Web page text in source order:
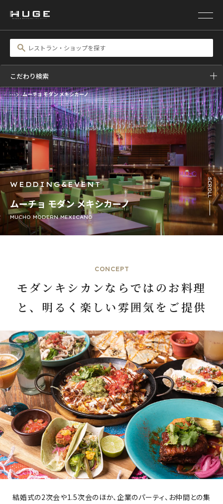
こだわり検索
ムーチョ モダン メキシカーノ
SCROLL
WEDDING&EVENT
ムーチョ モダン メキシカーノ
MUCHO MODERN MEXICANO
CONCEPT
モダンキシカンならではのお料理
と、明るく楽しい雰囲気をご提供
結婚式の2次会や1.5次会のほか、企業のパーティ、お仲間との集
前の画像 次の画像